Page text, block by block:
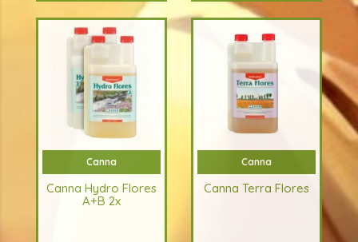
Canna
Canna Hydro Flores
A+B 2x
Canna
Canna Terra Flores